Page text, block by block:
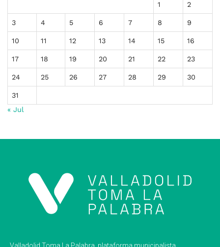
1 2
3 4 5 6 7 8 9
10 11 12 13 14 15 16
17 18 19 20 21 22 23
24 25 26 27 28 29 30
31
« Jul